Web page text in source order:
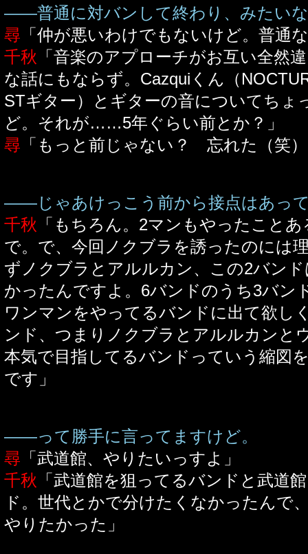
――普通に対バンして終わり、みたい
尋 「仲が悪いわけでもないけど。普通
千秋 「音楽のアプローチがお互い全然
な話にもならず。Cazquiくん（
STギター）とギターの音についてちょ
ど。それが……5年ぐらい前とか？」
尋 「もっと前じゃない？ 忘れた（笑
――じゃあけっこう前から接点はあっ
千秋 「もちろん。2マンもやったこと
で。で、今回ノクブラを誘ったのには
ずノクブラとアルルカン、この2バン
かったんですよ。6バンドのうち3バン
ワンマンをやってるバンドに出て欲し
ンド、つまりノクブラとアルルカンと
本気で目指してるバンドっていう縮図
です」
――って勝手に言ってますけど。
尋 「武道館、やりたいっすよ」
千秋 「武道館を狙ってるバンドと武道
ド。世代とかで分けたくなかったんで
やりたかった」